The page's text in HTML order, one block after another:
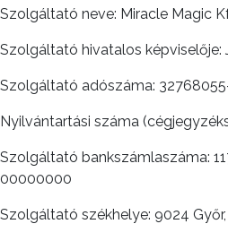
Szolgáltató neve: Miracle Magic
Szolgáltató hivatalos képviselője:
Szolgáltató adószáma:
Nyilvántartási száma
Szolgáltató bankszámlaszáma:
00000000
Szolgáltató székhelye: 9024 Győr,